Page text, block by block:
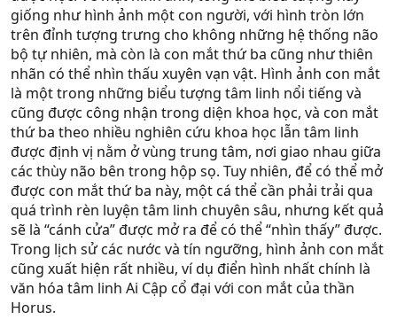
giống như hình ảnh một con người, với hình tròn lớn
trên đỉnh tượng trưng cho không những hệ thống não
bộ tự nhiên, mà còn là con mắt thứ ba cũng như thiên
nhãn có thể nhìn thấu xuyên vạn vật. Hình ảnh con mắt
là một trong những biểu tượng tâm linh nổi tiếng và
cũng được công nhận trong diện khoa học, và con mắt
thứ ba theo nhiều nghiên cứu khoa học lẫn tâm linh
được định vị nằm ở vùng trung tâm, nơi giao nhau giữa
các thùy não bên trong hộp sọ. Tuy nhiên, để có thể mở
được con mắt thứ ba này, một cá thể cần phải trải qua
quá trình rèn luyện tâm linh chuyên sâu, nhưng kết quả
sẽ là “cánh cửa” được mở ra để có thể “nhìn thấy” được.
Trong lịch sử các nước và tín ngưỡng, hình ảnh con mắt
cũng xuất hiện rất nhiều, ví dụ điển hình nhất chính là
văn hóa tâm linh Ai Cập cổ đại với con mắt của thần
Horus.